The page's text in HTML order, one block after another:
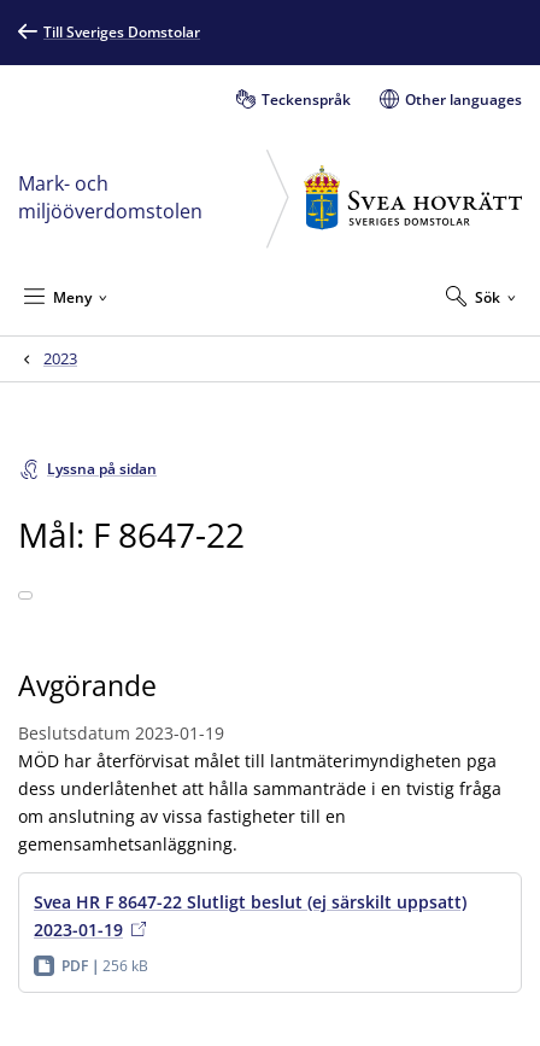
Till Sveriges Domstolar
Teckenspråk Other languages
Mark- och
miljööverdomstolen
Sök
Meny
2023
Lyssna på sidan
Mål: F 8647-22
Avgörande
Beslutsdatum 2023-01-19
MÖD har återförvisat målet till lantmäterimyndigheten pga
dess underlåtenhet att hålla sammanträde i en tvistig fråga
om anslutning av vissa fastigheter till en
gemensamhetsanläggning.
Svea HR F 8647-22 Slutligt beslut (ej särskilt uppsatt)
2023-01-19
PDF 256 kB